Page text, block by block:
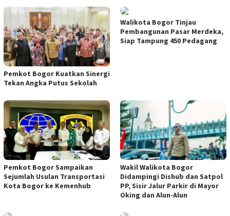
Pemkot Bogor Kuatkan Sinergi
Tekan Angka Putus Sekolah
Walikota Bogor Tinjau
Pembangunan Pasar Merdeka,
Siap Tampung 450 Pedagang
Pemkot Bogor Sampaikan
Sejumlah Usulan Transportasi
Kota Bogor ke Kemenhub
Wakil Walikota Bogor
Didampingi Dishub dan Satpol
PP, Sisir Jalur Parkir di Mayor
Oking dan Alun-Alun